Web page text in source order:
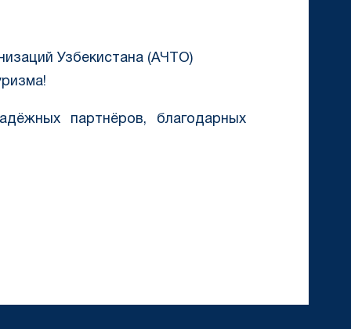
Узбекистана (АЧТО)
партнёров, благодарных